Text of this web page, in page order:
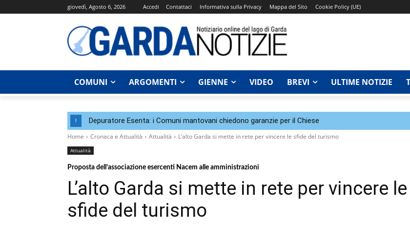
giovedì, Agosto 6, 2026 Accedi Contattaci Informativa sulla Privacy Mappa del Sito Cookie Policy (UE)
COMUNI ARGOMENTI GIENNE VIDEO BREVI ULTIME NOTIZIE
! Depuratore Esenta: i Comuni mantovani chiedono garanzie per il Chiese
Home Cronaca e Attualità Attualità L’alto Garda si mette in rete per vincere le sfide del turismo
Attualità
Proposta dell’associazione esercenti Nacem alle amministrazioni
L’alto Garda si mette in rete per vincere le
sfide del turismo